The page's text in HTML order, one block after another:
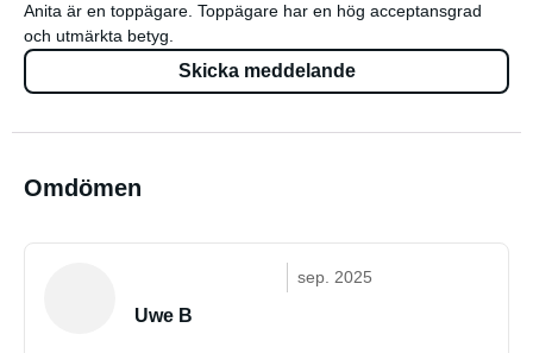
Anita är en toppägare. Toppägare har en hög acceptansgrad
och utmärkta betyg.
Skicka meddelande
Omdömen
sep. 2025
Uwe B